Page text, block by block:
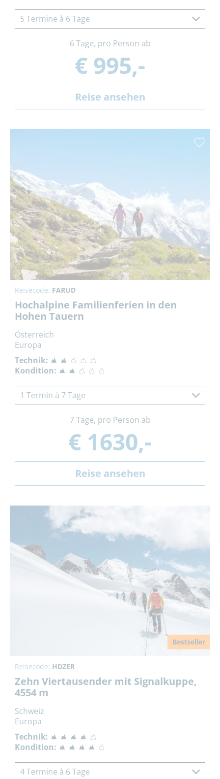
5 Termine à 6 Tage
6 Tage, pro Person ab
€ 995,-
Reise ansehen
Reisecode: FARUD
Hochalpine Familienferien in den
Hohen Tauern
Österreich
Europa
Technik:
Kondition:
1 Termin à 7 Tage
7 Tage, pro Person ab
€ 1630,-
Reise ansehen
Bestseller
Reisecode: HDZER
Zehn Viertausender mit Signalkuppe,
4554 m
Schweiz
Europa
Technik:
Kondition:
4 Termine à 6 Tage